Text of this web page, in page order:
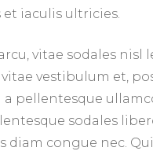
iaculis ultricies.
vitae sodales nisl
vestibulum et,
pellentesque
sodales
congue nec.